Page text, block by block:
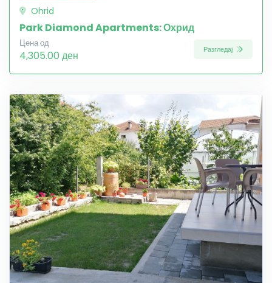
Ohrid
Park Diamond Apartments: Охрид
Цена од
4,305.00 ден Разгледај